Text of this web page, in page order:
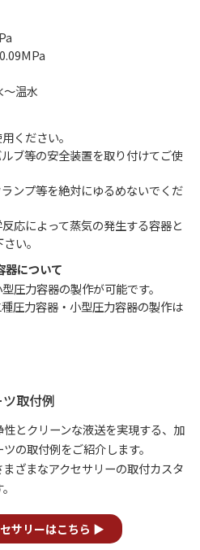
～温水
ください。
ブ等の安全装置を取り付けてご使
ンプ等を絶対にゆるめないでくだ
応によって蒸気の発生する容器と
い。
器について
圧力容器の製作が可能です。
圧力容器・小型圧力容器の製作は
取付例
とクリーンな液送を実現する、加
の取付例をご紹介します。
ざまなアクセサリーの取付カスタ
サリーはこちら